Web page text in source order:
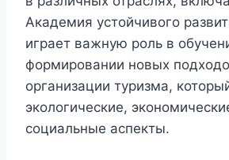
Академия устойчивого
играет важную роль в
формировании новых
организации туризма,
экологические,
социальные аспекты.